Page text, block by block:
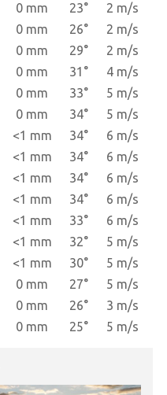
0 mm 23°
2 m/s
0 mm 26°
2 m/s
0 mm 29°
2 m/s
0 mm 31°
4 m/s
0 mm 33°
5 m/s
0 mm 34°
5 m/s
<1 mm 34°
6 m/s
<1 mm 34°
6 m/s
<1 mm 34°
6 m/s
<1 mm 34°
6 m/s
<1 mm 33°
6 m/s
<1 mm 32°
5 m/s
<1 mm 30°
5 m/s
0 mm 27°
5 m/s
0 mm 26°
3 m/s
0 mm 25° 5 m/s